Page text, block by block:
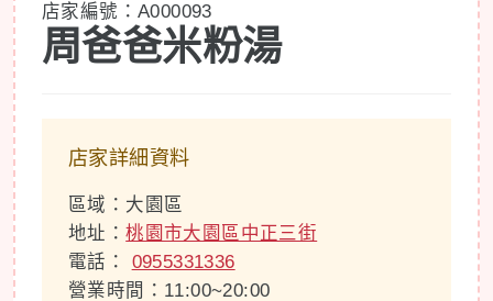
店家編號：A000093
周爸爸米粉湯
店家詳細資料
區域：大園區
地址：桃園市大園區中正三街
電話： 0955331336
營業時間：11:00~20:00